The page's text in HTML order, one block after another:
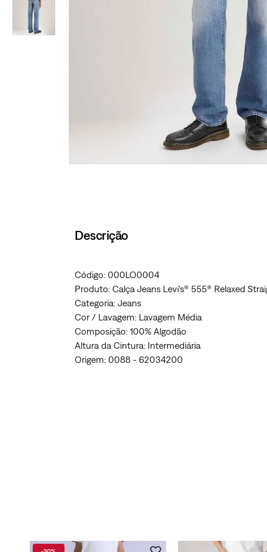
Descrição
Código: 000LO0004
Produto: Calça Jeans Levi's® 555® Relaxed
Categoria: Jeans
Cor / Lavagem: Lavagem Média
Composição: 100% Algodão
Altura da Cintura: Intermediária
Origem: 0088 - 62034200